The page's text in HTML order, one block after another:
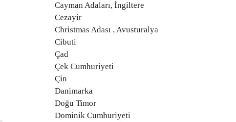
Cayman Adaları, İngiltere
Cezayir
Christmas Adası , Avusturalya
Cibuti
Çad
Çek Cumhuriyeti
Çin
Danimarka
Doğu Timor
Dominik Cumhuriyeti